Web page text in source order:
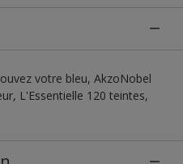
votre bleu, AkzoNobel
L'Essentielle 120 teintes,